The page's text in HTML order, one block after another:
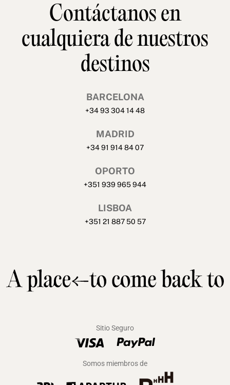
Contáctanos en
cualquiera de nuestros
destinos
BARCELONA
+34 93 304 14 48
MADRID
+34 91 914 84 07
OPORTO
+351 939 965 944
LISBOA
+351 21 887 50 57
Sitio Seguro
Somos miembros de